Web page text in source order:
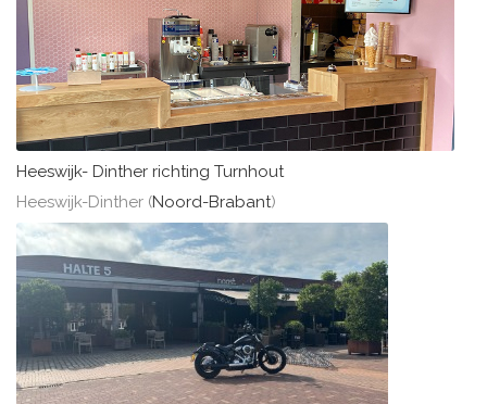
Heeswijk- Dinther richting Turnhout
Heeswijk-Dinther (Noord-Brabant)